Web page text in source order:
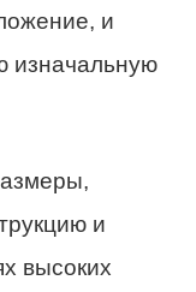
и
изначальную
и
высоких